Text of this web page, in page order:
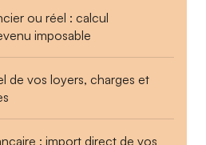
ou réel : calcul
imposable
de vos loyers, charges et
: import direct de vos